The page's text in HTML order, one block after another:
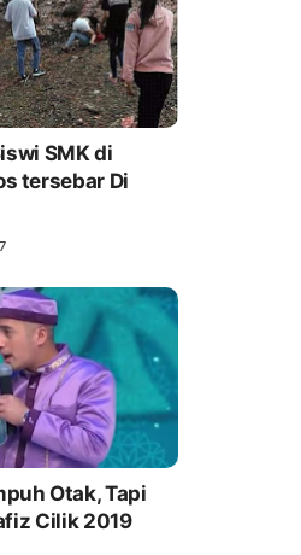
tersebar Di
Otak, Tapi
Cilik 2019